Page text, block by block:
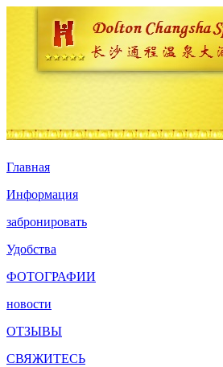
Главная
Информация
забронировать
Удобства
ФОТОГРАФИИ
новости
ОТЗЫВЫ
СВЯЖИТЕСЬ